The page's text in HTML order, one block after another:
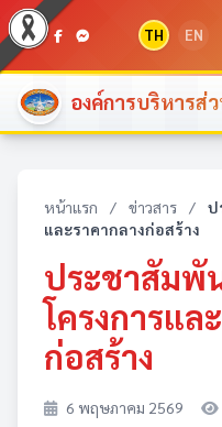
TH EN
องค์การบริหารส่
หน้าแรก / ข่าวสาร /
ป
และราคากลางก่อสร้าง
ประชาสัมพั
โครงการแล
ก่อสร้าง
6 พฤษภาคม 2569